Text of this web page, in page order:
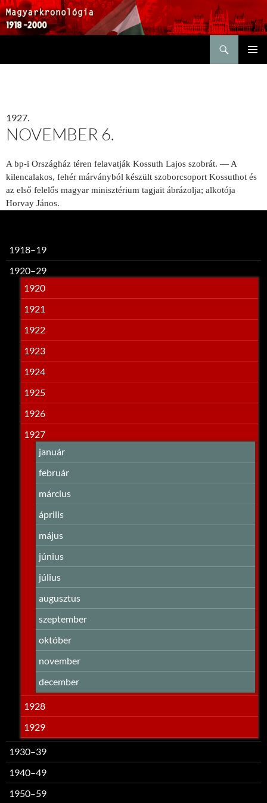
1927.
NOVEMBER 6.
A bp-i Országház téren felavatják Kossuth Lajos szobrát. — A
kilenc­alakos, fehér márványból készült szo­borcsoport Kossuthot és
az első felelős magyar minisztérium tagjait áb­rázolja; alkotója
Horvay János.
1918–19
1920–29
1920
1921
1922
1923
1924
1925
1926
1927
január
február
március
április
május
június
július
augusztus
szeptember
október
november
december
1928
1929
1930–39
1940–49
1950–59